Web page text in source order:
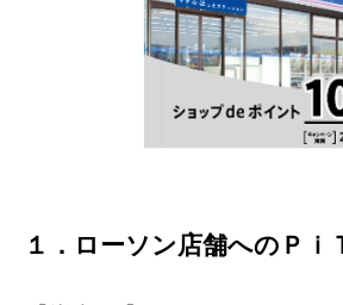
１．ローソン店舗へのＰ